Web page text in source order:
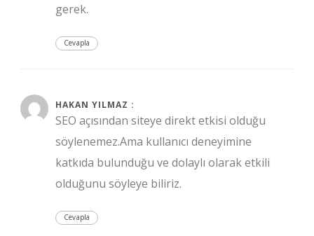
gerek.
Cevapla
HAKAN YILMAZ :
SEO açısından siteye direkt etkisi olduğu
söylenemez.Ama kullanıcı deneyimine
katkıda bulunduğu ve dolaylı olarak etkili
olduğunu söyleye biliriz.
Cevapla